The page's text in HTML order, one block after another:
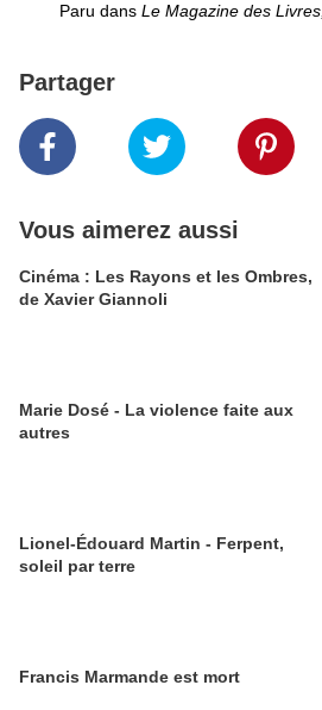
Paru dans Le Magazine des Livres,
Partager
Vous aimerez aussi
Cinéma : Les Rayons et les Ombres,
de Xavier Giannoli
Marie Dosé - La violence faite aux
autres
Lionel-Édouard Martin - Ferpent,
soleil par terre
Francis Marmande est mort